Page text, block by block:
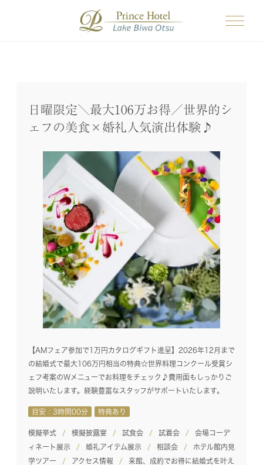
日曜限定＼最大106万お得／世界的シ
ェフの美食×婚礼人気演出体験♪
【AMフェア参加で1万円カタログギフト進呈】2026年12月まで
の結婚式で最大106万円相当の特典☆世界料理コンクール受賞シ
ェフ考案のWメニューでお料理をチェック♪費用面もしっかりご
説明いたします。経験豊富なスタッフがサポートいたします。
目安：3時間00分 特典あり
模擬挙式 模擬披露宴 試食会 試着会
会場コーデ
ィネート展示
婚礼アイテム展示 相談会
ホテル館内見
学ツアー
アクセス情報
来館、成約でお得に結婚式を叶え